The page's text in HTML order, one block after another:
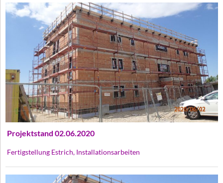
Projektstand 02.06.2020
Fertigstellung Estrich, Installationsarbeiten